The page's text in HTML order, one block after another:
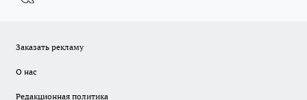
Заказать рекламу
О нас
Редакционная политика